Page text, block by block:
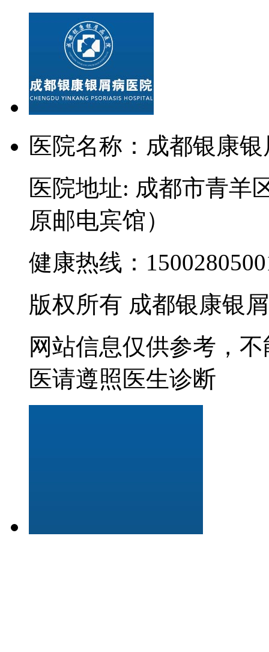
医院名称：成都银康
医院地址: 成都市青羊
原邮电宾馆）
健康热线：
版权所有 成都银康银
网站信息仅供参考，
医请遵照医生诊断